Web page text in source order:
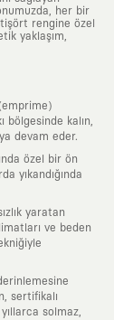
her bir
rengine özel
yaklaşım,
kalın,
devam eder.
özel bir ön
yıkandığında
yaratan
ve beden
sertifikalı
solmaz,